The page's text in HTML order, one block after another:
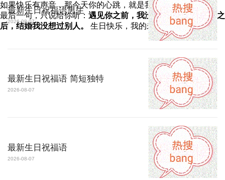
如果快乐有声音，那今天你的心跳，就是我最爱听的交响乐。
最后一句，只说给你听： 遇见你之前，我没想过结婚；遇见你之
后，结婚我没想过别人。
生日快乐，我的未来。
最新生日祝福语男生
2026-08-07
最新生日祝福语 简短独特
2026-08-07
最新生日祝福语
2026-08-07